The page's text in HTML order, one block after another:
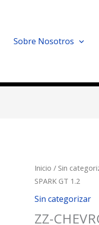
Sobre Nosotros
Inicio / Sin
SPARK GT 1.2
Sin categorizar
ZZ-